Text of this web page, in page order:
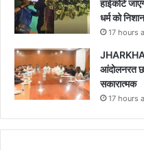
हाईकोर्ट
धर्म को
17 hours
आंदोलनरत
सकारात्मक
17 hours